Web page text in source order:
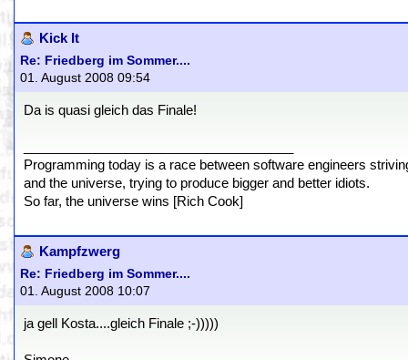
Kick It
Re: Friedberg im Sommer....
01. August 2008 09:54
Da is quasi gleich das Finale!
Programming today is a race between software engineers
and the universe, trying to produce bigger and better idiots.
So far, the universe wins [Rich Cook]
Kampfzwerg
Re: Friedberg im Sommer....
01. August 2008 10:07
ja gell Kosta....gleich Finale ;-)))))